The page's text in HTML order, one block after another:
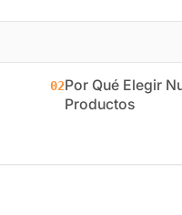
02Por Qué Elegir
Productos